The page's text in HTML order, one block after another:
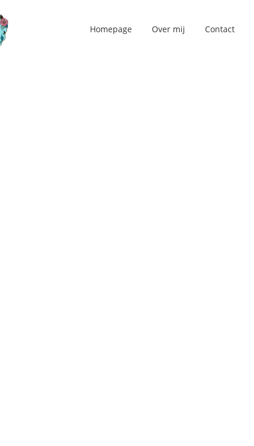
Homepage Over mij Contact